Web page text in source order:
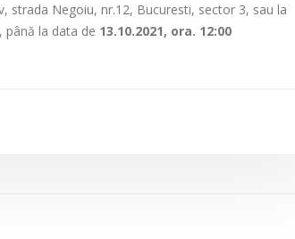
strada Negoiu, nr.12, Bucuresti, sector 3, sau la
, până la data de 13.10.2021, ora. 12:00